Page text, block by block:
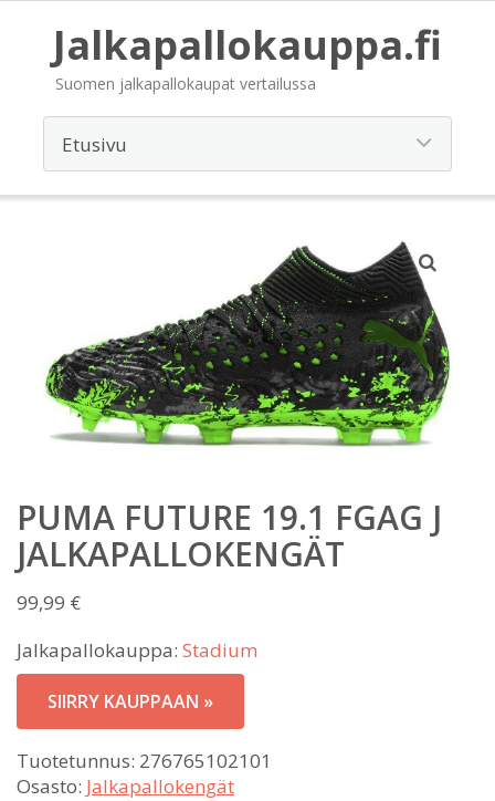
Jalkapallokauppa.fi
Suomen jalkapallokaupat vertailussa
PUMA FUTURE 19.1 FGAG J
JALKAPALLOKENGÄT
99,99 €
Jalkapallokauppa: Stadium
SIIRRY KAUPPAAN »
Tuotetunnus: 276765102101
Osasto: Jalkapallokengät